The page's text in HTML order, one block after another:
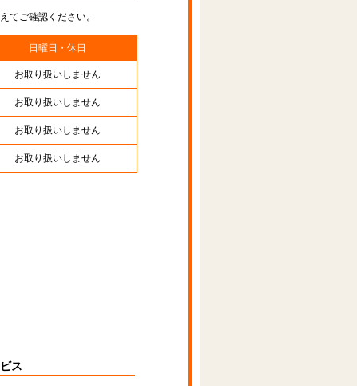
てご確認ください。
日曜日・休日
お取り扱いしません
お取り扱いしません
お取り扱いしません
お取り扱いしません
ス